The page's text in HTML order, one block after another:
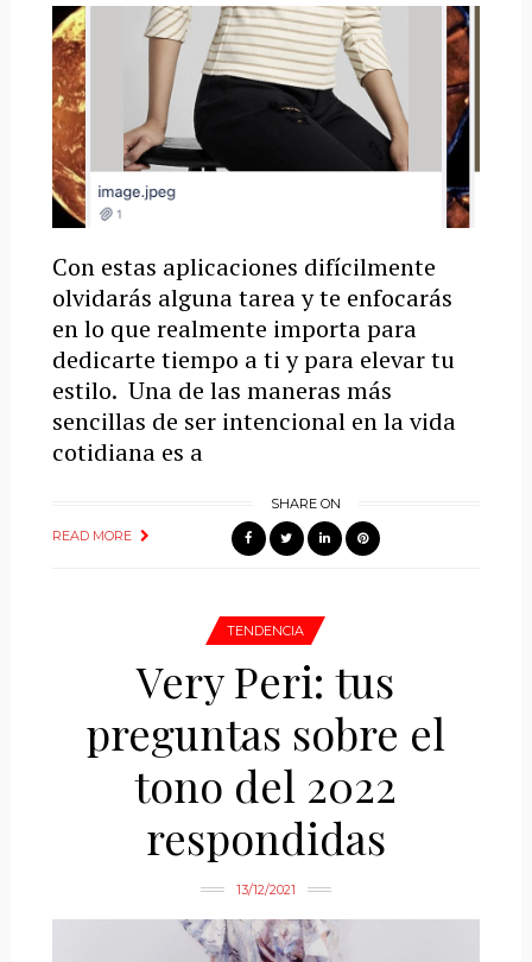
Con estas aplicaciones difícilmente
olvidarás alguna tarea y te enfocarás
en lo que realmente importa para
dedicarte tiempo a ti y para elevar tu
estilo. Una de las maneras más
sencillas de ser intencional en la vida
cotidiana es a
READ MORE
SHARE ON
TENDENCIA
Very Peri: tus
preguntas sobre el
tono del 2022
respondidas
13/12/2021